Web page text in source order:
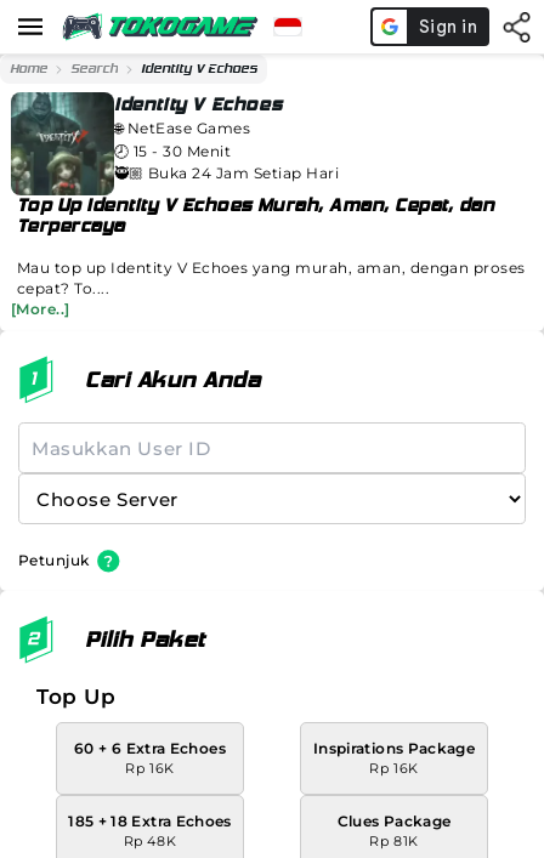
Home Search Identity V Echoes
Identity V Echoes
🌐 NetEase Games
🕗 15 - 30 Menit
🥷🏼 Buka 24 Jam Setiap Hari
Top Up Identity V Echoes Murah, Aman, Cepat, dan
Terpercaya
Mau top up Identity V Echoes yang murah, aman, dengan proses
cepat? To....
[More..]
Cari Akun Anda
Petunjuk
Pilih Paket
Top Up
60 + 6 Extra Echoes
Rp 16K
Inspirations Package
Rp 16K
185 + 18 Extra Echoes
Rp 48K
Clues Package
Rp 81K